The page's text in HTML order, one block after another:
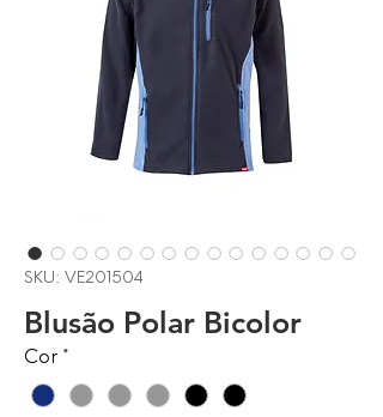
SKU: VE201504
Blusão Polar Bicolor
Cor *